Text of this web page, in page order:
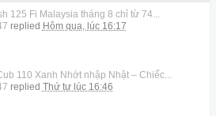
125 Fi Malaysia tháng 8 chỉ từ 74...
replied Hôm qua, lúc 16:17
110 Xanh Nhớt nhập Nhật – Chiếc...
replied Thứ tư lúc 16:46